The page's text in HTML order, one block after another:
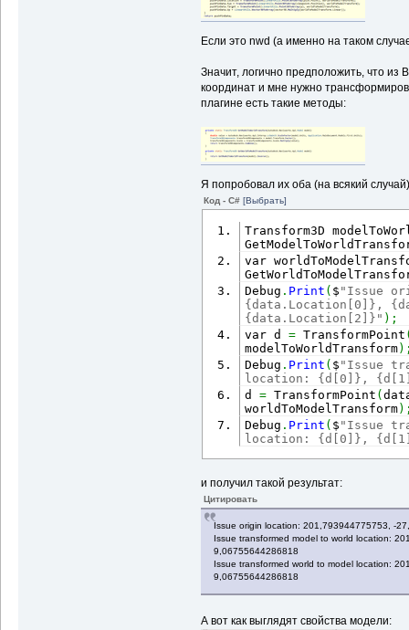
Если это nwd (а именно на таком
Значит, логично предположить, что из
координат и мне нужно
плагине есть такие методы:
Я попробовал их оба (на всякий
Код - C# [Выбрать]
Transform3D
var
Debug . Print ( $ "Issue
{data.Location[0]},
{data.Location[2]}" ) ;
var d = TransformPoint
modelToWorldTransform)
Debug . Print ( $ "Issue
location: {d[0]},
d = TransformPoint (
worldToModelTransform)
Debug . Print ( $ "Issue
location: {d[0]},
и получил такой результат:
Цитировать
Issue origin location: 201,793944775753, -
Issue transformed model to world location:
9,06755644286818
Issue transformed world to model location:
9,06755644286818
А вот как выглядят свойства модели: